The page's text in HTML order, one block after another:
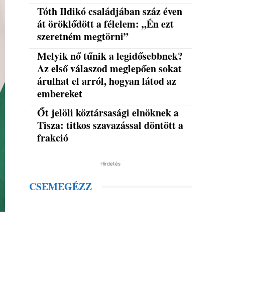
Tóth Ildikó családjában száz éven
át öröklődött a félelem: „Én ezt
szeretném megtörni”
Melyik nő tűnik a legidősebbnek?
Az első válaszod meglepően sokat
árulhat el arról, hogyan látod az
embereket
Őt jelöli köztársasági elnöknek a
Tisza: titkos szavazással döntött a
frakció
Hirdetés
CSEMEGÉZZ